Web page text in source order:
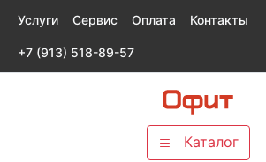
Услуги Сервис Оплата Контакты
+7 (913) 518-89-57
Каталог